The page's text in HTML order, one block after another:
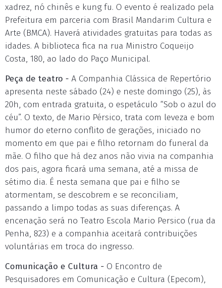
xadrez, nó chinês e kung fu. O evento é realizado pela
Prefeitura em parceria com Brasil Mandarim Cultura e
Arte (BMCA). Haverá atividades gratuitas para todas as
idades. A biblioteca fica na rua Ministro Coqueijo
Costa, 180, ao lado do Paço Municipal.
Peça de teatro - A Companhia Clássica de Repertório
apresenta neste sábado (24) e neste domingo (25), às
20h, com entrada gratuita, o espetáculo “Sob o azul do
céu”. O texto, de Mario Pérsico, trata com leveza e bom
humor do eterno conflito de gerações, iniciado no
momento em que pai e filho retornam do funeral da
mãe. O filho que há dez anos não vivia na companhia
dos pais, agora ficará uma semana, até a missa de
sétimo dia. É nesta semana que pai e filho se
atormentam, se descobrem e se reconciliam,
passando a limpo todas as suas diferenças. A
encenação será no Teatro Escola Mario Persico (rua da
Penha, 823) e a companhia aceitará contribuições
voluntárias em troca do ingresso.
Comunicação e Cultura - O Encontro de
Pesquisadores em Comunicação e Cultura (Epecom),